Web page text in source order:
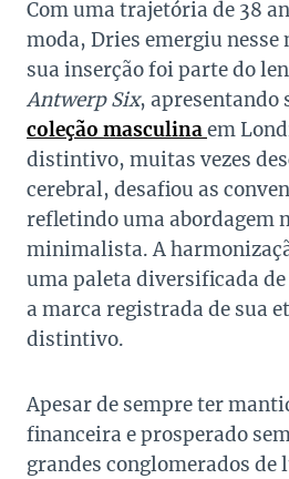
Com uma trajetória de 38
moda, Dries emergiu nesse
sua inserção foi parte do
Antwerp Six, apresentando
coleção masculinaem
distintivo, muitas vezes
cerebral, desafiou as
refletindo uma abordagem
minimalista. A
uma paleta diversificada
a marca registrada de sua
distintivo.
Apesar de sempre ter
financeira e prosperado
grandes conglomerados de